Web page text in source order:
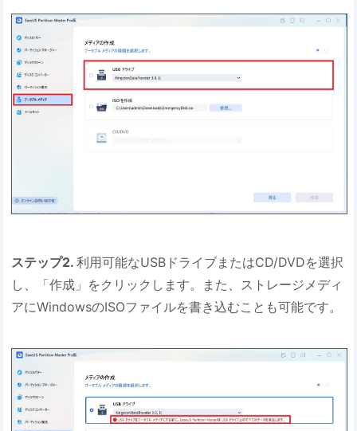
ステップ2.利用可能なUSBドライブまたはCD/DVDを選択
し、「作成」をクリックします。また、ストレージメディ
アにWindowsのISOファイルを書き込むことも可能です。